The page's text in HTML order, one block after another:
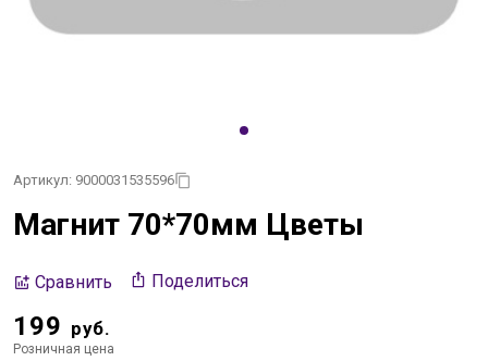
Артикул: 9000031535596
Магнит 70*70мм Цветы
Сравнить Поделиться
199 руб.
Розничная цена